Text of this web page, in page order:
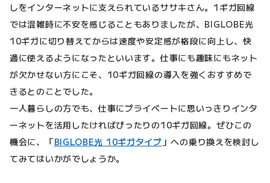
しをインターネットに支えられているササキさん。1ギガ回線
では混雑時に不安を感じることもありましたが、BIGLOBE光
10ギガに切り替えてからは速度や安定感が格段に向上し、快
適に使えるようになったといいます。仕事にも趣味にもネット
が欠かせない方にこそ、10ギガ回線の導入を強くおすすめで
きるとのことでした。
一人暮らしの方でも、仕事にプライベートに思いっきりインタ
ーネットを活用したければぴったりの10ギガ回線。ぜひこの
機会に、「BIGLOBE光 10ギガタイプ 」への乗り換えを検討し
てみてはいかがでしょうか。